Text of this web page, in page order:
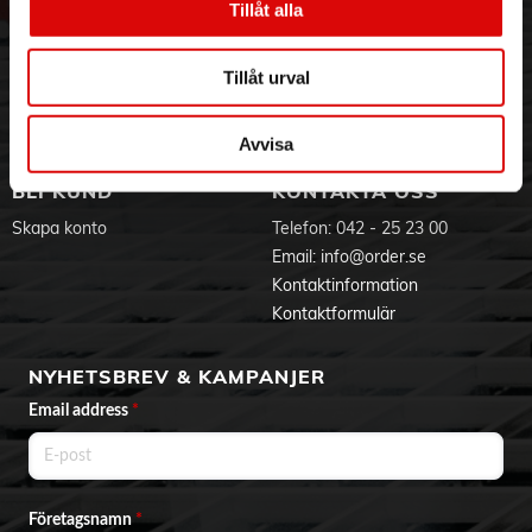
Tillåt alla
Tillåt urval
Avvisa
Anti Kalk-funktion
Texturerat handtag för komfort och bra grepp
Visselblåsning
Aktuellt på Order
Ansökan om RMA
Godsefterlysning & Felleverans
Integritetspolicy
Om cookies
BLI KUND
Skapa konto
KONTAKTA OSS
Telefon: 042 - 25 23 00
Email: info@order.se
Kontaktinformation
Kontaktformulär
NYHETSBREV & KAMPANJER
Email address *
Företagsnamn*